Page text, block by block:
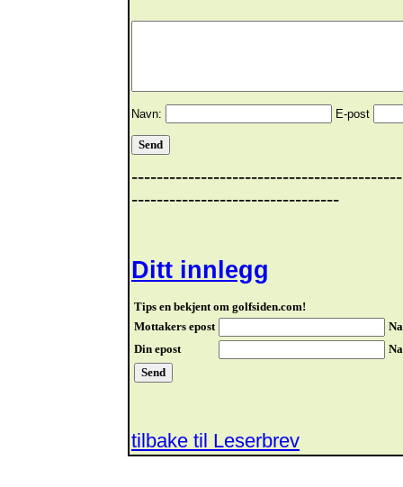
Navn: E-post
---------------------------------
Ditt innlegg
Tips en bekjent om golfsiden.com!
Mottakers epost
Din epost
tilbake til Leserbrev